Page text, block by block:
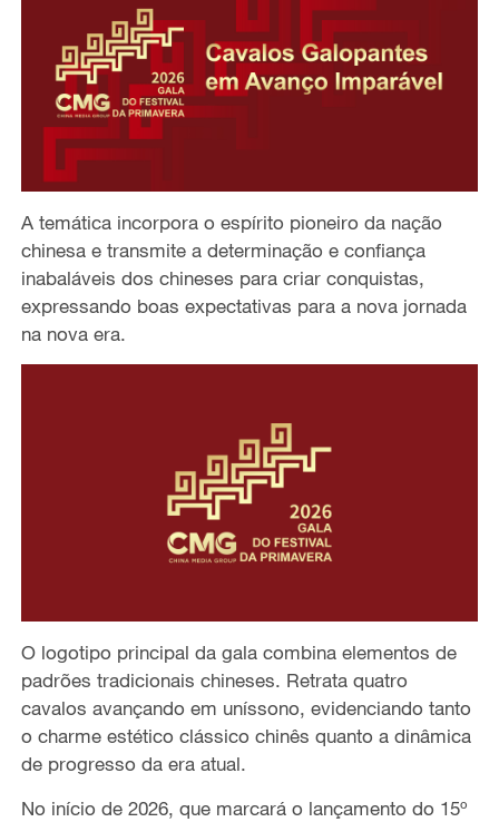
A temática incorpora o espírito pioneiro da nação
chinesa e transmite a determinação e confiança
inabaláveis dos chineses para criar conquistas,
expressando boas expectativas para a nova jornada
na nova era.
O logotipo principal da gala combina elementos de
padrões tradicionais chineses. Retrata quatro
cavalos avançando em uníssono, evidenciando tanto
o charme estético clássico chinês quanto a dinâmica
de progresso da era atual.
No início de 2026, que marcará o lançamento do 15º